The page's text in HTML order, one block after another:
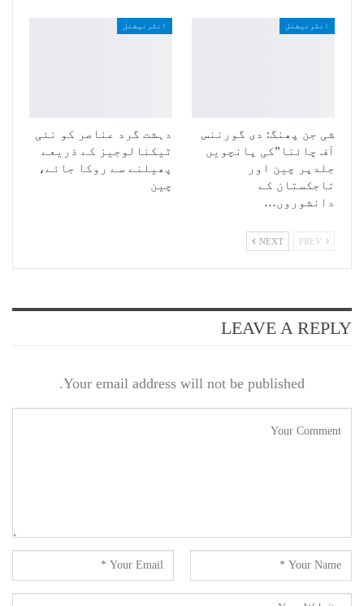
انٹرنیشنل
شی جن پھنگ: دی گورننس
آف چائنا”کی پانچویں
جلدپر چین اور
تاجکستان کے
دانشوروں…
انٹرنیشنل
دہشت گرد عناصر کو نئی
ٹیکنالوجیز کے ذریعے
پھیلنے سے روکا جائے،
چین
NEXT
LEAVE A REPLY
Your email address will not be published.